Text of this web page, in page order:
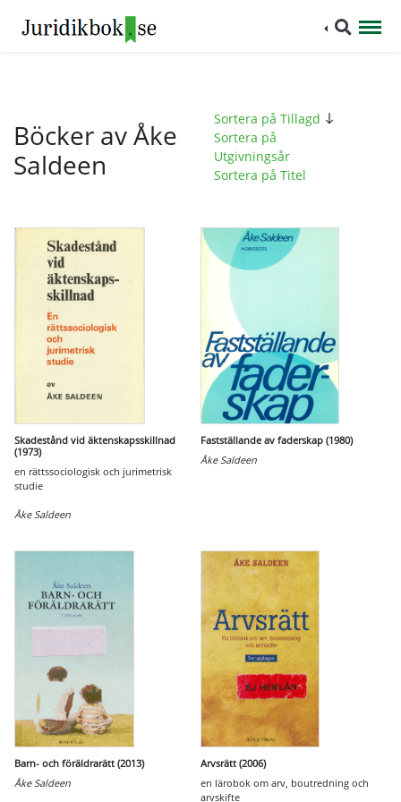
Böcker av Åke
Saldeen
Sortera på Tillagd
Sortera på
Utgivningsår
Sortera på Titel
Skadestånd vid äktenskapsskillnad
(1973)
en rättssociologisk och jurimetrisk
studie
Åke Saldeen
Fastställande av faderskap (1980)
Åke Saldeen
Barn- och föräldrarätt (2013)
Åke Saldeen
Arvsrätt (2006)
en lärobok om arv, boutredning och
arvskifte